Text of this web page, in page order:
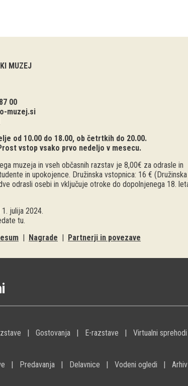
MUZEJ
00
muzej.si
od 10.00 do 18.00, ob četrtkih do 20.00.
vstop vsako prvo nedeljo v mesecu.
muzeja in vseh občasnih razstav je 8,00€ za odrasle in
in upokojence. Družinska vstopnica: 16 € (Družinska
odrasli osebi in vključuje otroke do dopolnjenega 18.
julija 2024.
tu.
| Nagrade | Partnerji in povezave
Gostovanja E-razstave Virtualni sprehodi
Predavanja Delavnice Vodeni ogledi